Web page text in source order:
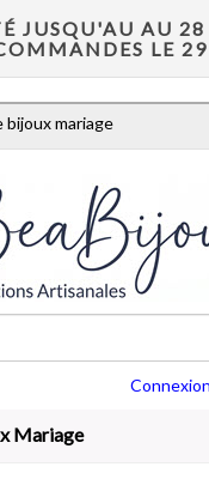
JUSQU'AU AU
LE
bijoux mariage
Connexion
Mariage